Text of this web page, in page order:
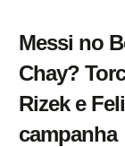
Messi no
Chay?
Rizek e
campanha